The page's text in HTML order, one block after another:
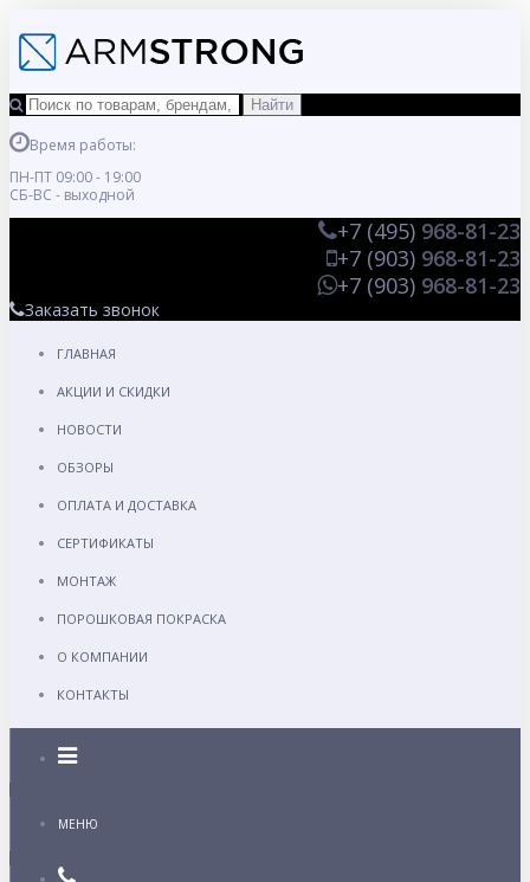
Время работы:
ПН-ПТ 09:00 - 19:00
СБ-ВС - выходной
+7 (495) 968-81-23
+7 (903) 968-81-23
+7 (903) 968-81-23
Заказать звонок
ГЛАВНАЯ
АКЦИИ И СКИДКИ
НОВОСТИ
ОБЗОРЫ
ОПЛАТА И ДОСТАВКА
СЕРТИФИКАТЫ
МОНТАЖ
ПОРОШКОВАЯ ПОКРАСКА
О КОМПАНИИ
КОНТАКТЫ
Каталог
МЕНЮ